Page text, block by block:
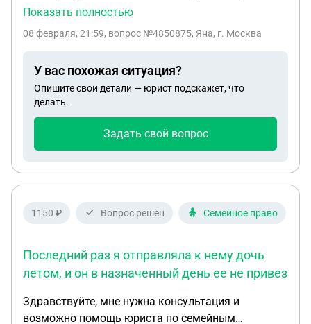
уходу за ребенком до трех лет. Дело в том, что
отпуск. Сейчас я хочу прервать свой отпуск по
неотгуленный годовой отпуск. Руководитель
утверждает, что для этого она должна дать мне
нагрузку,рабочие часы,и только лишь отработав
не совсем понимаю,почему я должна брать
уже наработала,просто не успела его отгулять.
спасибо!
Показать полностью
08 февраля, 21:59, вопрос №4850875, Яна, г. Москва
У вас похожая ситуация?
Опишите свои детали — юрист подскажет, что
делать.
Задать свой вопрос
1150 ₽ Вопрос решен Семейное право
Последний раз я отправляла к нему дочь
летом, и он в назначенный день ее не привез
Здравствуйте, мне нужна консультация и
возможно помощь юриста по семейным